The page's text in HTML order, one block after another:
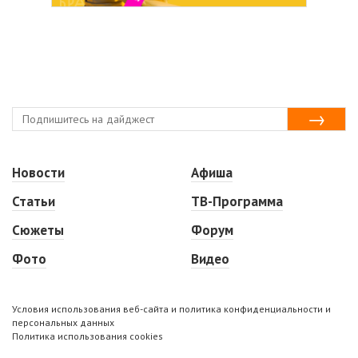
Новости
Статьи
Сюжеты
Фото
Афиша
ТВ-Программа
Форум
Видео
Условия использования веб-сайта и политика конфиденциальности и
персональных данных
Политика использования cookies